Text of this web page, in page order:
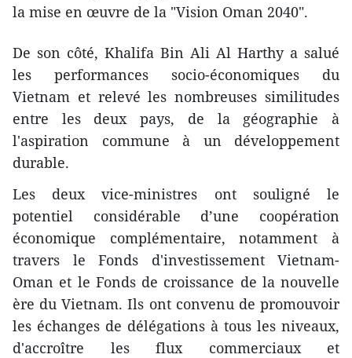
la mise en œuvre de la "Vision Oman 2040".
De son côté, Khalifa Bin Ali Al Harthy a salué
les performances socio-économiques du
Vietnam et relevé les nombreuses similitudes
entre les deux pays, de la géographie à
l'aspiration commune à un développement
durable.
Les deux vice-ministres ont souligné le
potentiel considérable d’une coopération
économique complémentaire, notamment à
travers le Fonds d'investissement Vietnam-
Oman et le Fonds de croissance de la nouvelle
ère du Vietnam. Ils ont convenu de promouvoir
les échanges de délégations à tous les niveaux,
d'accroître les flux commerciaux et